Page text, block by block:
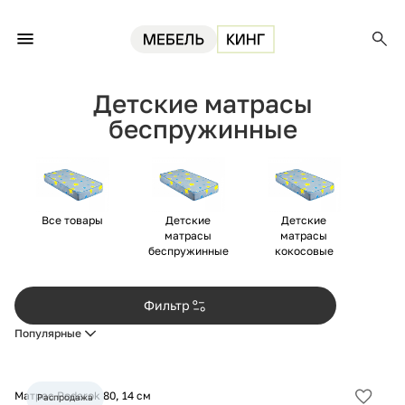
Детские матрасы
беспружинные
Все товары
Детские
матрасы
беспружинные
Детские
матрасы
кокосовые
Фильтр
Популярные
Матрас Podarok 80, 14 см
Распродажа